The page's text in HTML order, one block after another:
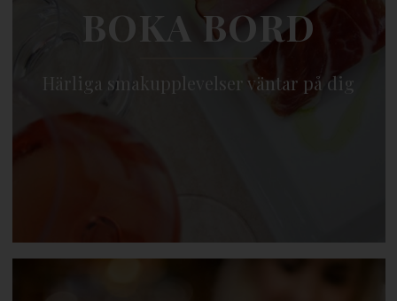
BOKA BORD
Härliga smakupplevelser väntar på dig